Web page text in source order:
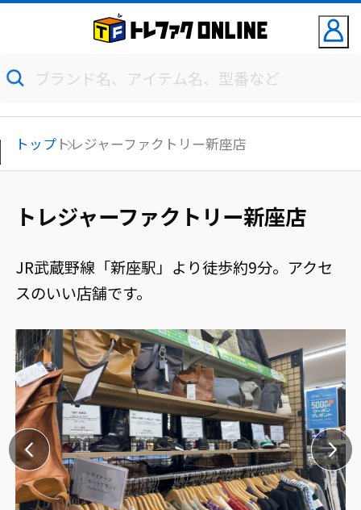
トップ トレジャーファクトリー新座店
トレジャーファクトリー新座店
JR武蔵野線「新座駅」より徒歩約9分。アクセ
スのいい店舗です。